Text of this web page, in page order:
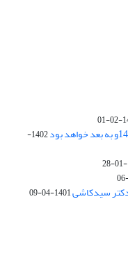
1402-
سیدکاشی1401-04-09